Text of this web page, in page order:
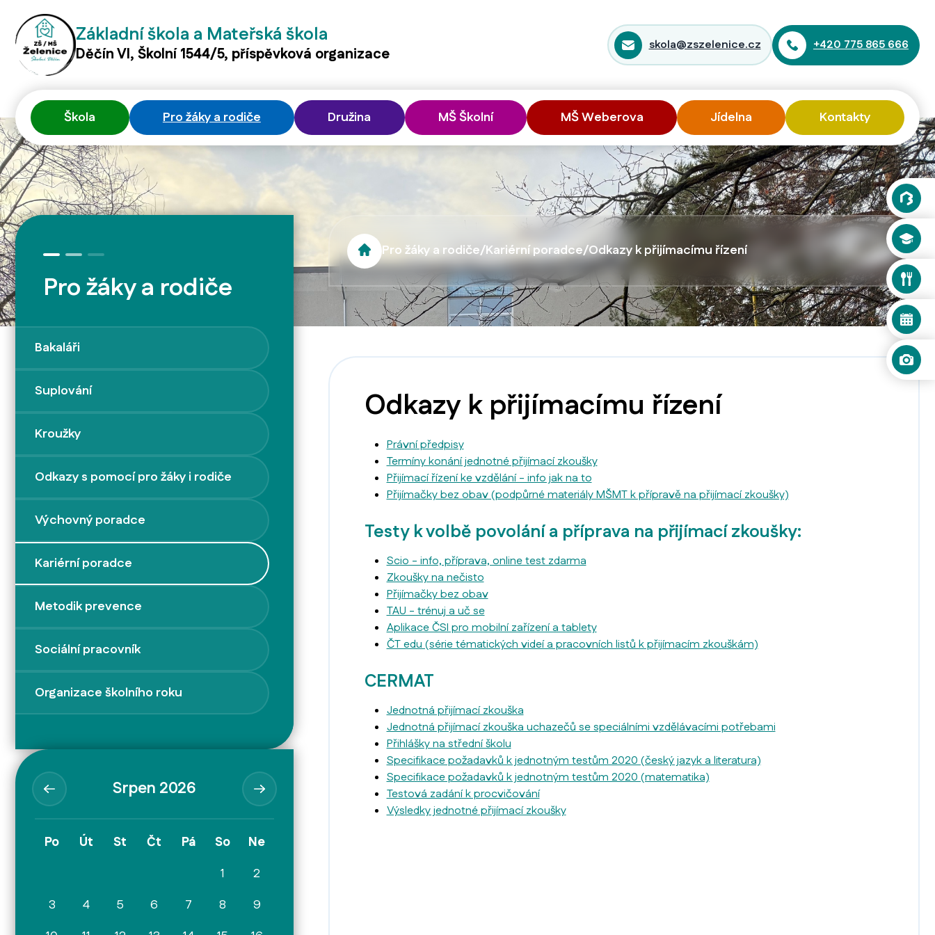
Základní škola a Mateřská škola
Děčín VI, Školní 1544/5, příspěvková organizace skola@zszelenice.cz +420 775 865 666
Škola Pro žáky a rodiče Družina MŠ Školní MŠ Weberova Jídelna Kontakty
Pro žáky a rodiče/Kariérní poradce/Odkazy k přijímacímu řízení
Odkazy k přijímacímu řízení
Právní předpisy
Termíny konání jednotné přijímací zkoušky
Přijímací řízení ke vzdělání - info jak na to
Přijímačky bez obav (podpůrné materiály MŠMT k přípravě na přijímací zkoušky)
Testy k volbě povolání a příprava na přijímací zkoušky:
Scio - info, příprava, online test zdarma
Zkoušky na nečisto
Přijímačky bez obav
TAU - trénuj a uč se
Aplikace ČSI pro mobilní zařízení a tablety
ČT edu (série tématických videí a pracovních listů k přijímacím zkouškám)
CERMAT
Jednotná přijímací zkouška
Jednotná přijímací zkouška uchazečů se speciálními vzdělávacími potřebami
Přihlášky na střední školu
Specifikace požadavků k jednotným testům 2020 (český jazyk a literatura)
Specifikace požadavků k jednotným testům 2020 (matematika)
Testová zadání k procvičování
Výsledky jednotné přijímací zkoušky
Pro žáky a rodiče
Bakaláři
Suplování
Kroužky
Odkazy s pomocí pro žáky i rodiče
Výchovný poradce
Kariérní poradce
Metodik prevence
Sociální pracovník
Organizace školního roku
Srpen 2026
Po Út St Čt Pá So
Ne
1
2
3
4 5 6 7 8
9